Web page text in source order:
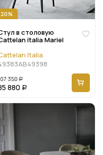
в столовую
italia Mariel
Italia
350 Р
880 Р